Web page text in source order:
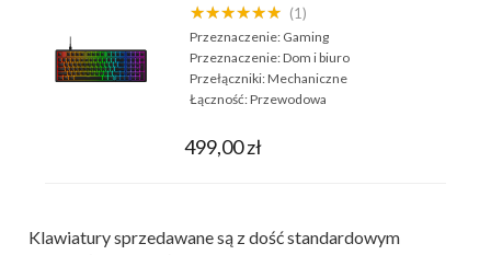
★★★★★★ (1)
Przeznaczenie: Gaming
Przeznaczenie:Dom i biuro
Przełączniki:Mechaniczne
Łączność:Przewodowa
499,00 zł
Klawiatury sprzedawane są z dość standardowym